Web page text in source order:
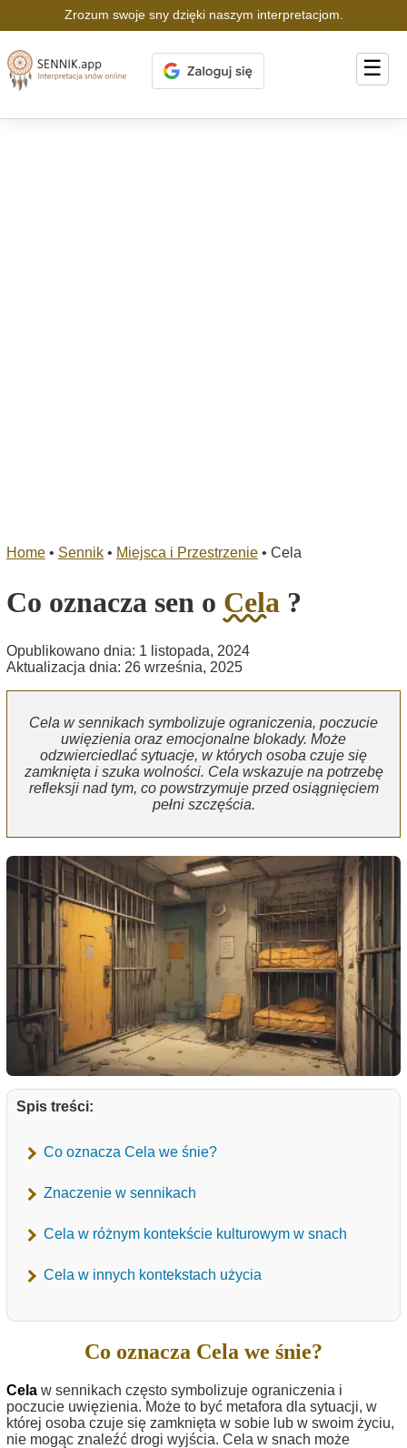
Zrozum swoje sny dzięki naszym interpretacjom.
☰
Home • Sennik • Miejsca i Przestrzenie • Cela
Co oznacza sen o Cela ?
Opublikowano dnia: 1 listopada, 2024
Aktualizacja dnia: 26 września, 2025
Cela w sennikach symbolizuje ograniczenia, poczucie
uwięzienia oraz emocjonalne blokady. Może
odzwierciedlać sytuacje, w których osoba czuje się
zamknięta i szuka wolności. Cela wskazuje na potrzebę
refleksji nad tym, co powstrzymuje przed osiągnięciem
pełni szczęścia.
Spis treści:
Co oznacza Cela we śnie?
Znaczenie w sennikach
Cela w różnym kontekście kulturowym w snach
Cela w innych kontekstach użycia
Co oznacza Cela we śnie?
Cela w sennikach często symbolizuje ograniczenia i
poczucie uwięzienia. Może to być metafora dla sytuacji, w
której osoba czuje się zamknięta w sobie lub w swoim życiu,
nie mogąc znaleźć drogi wyjścia. Cela w snach może